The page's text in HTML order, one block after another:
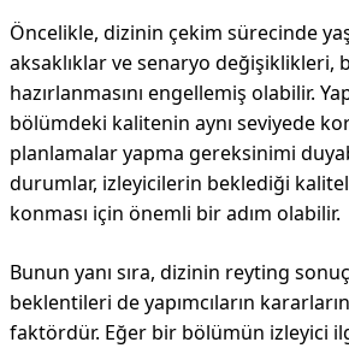
Öncelikle, dizinin çekim sürecinde
aksaklıklar ve senaryo değişiklikleri,
hazırlanmasını engellemiş olabilir.
bölümdeki kalitenin aynı seviyede
planlamalar yapma gereksinimi
durumlar, izleyicilerin beklediği
konması için önemli bir adım olabilir.
Bunun yanı sıra, dizinin reyting
beklentileri de yapımcıların
faktördür. Eğer bir bölümün izleyici